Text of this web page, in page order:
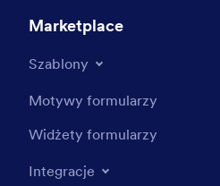
Marketplace
Szablony
Motywy formularzy
Widżety formularzy
Integracje